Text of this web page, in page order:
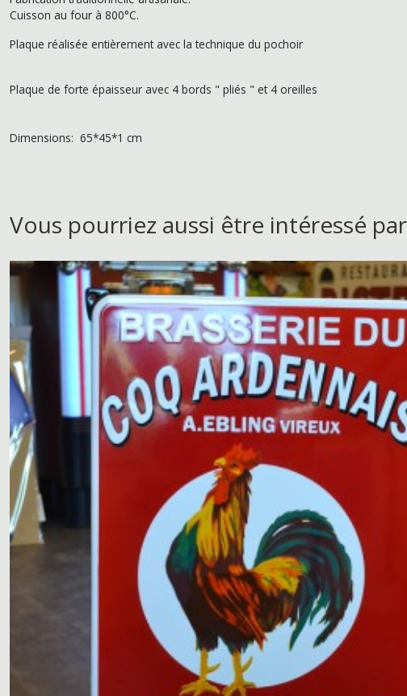
Cuisson au four à 800°C.
Plaque réalisée entièrement avec la technique du pochoir
Plaque de forte épaisseur avec 4 bords " pliés " et 4 oreilles
Dimensions: 65*45*1 cm
Vous pourriez aussi être intéressé par